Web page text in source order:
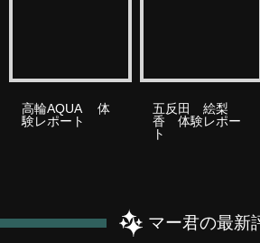
高輪AQUA 体
験レポート
五反田 絵梨
香 体験レポー
ト
マー君の最新